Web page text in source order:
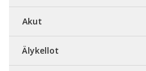
Akut
Älykellot